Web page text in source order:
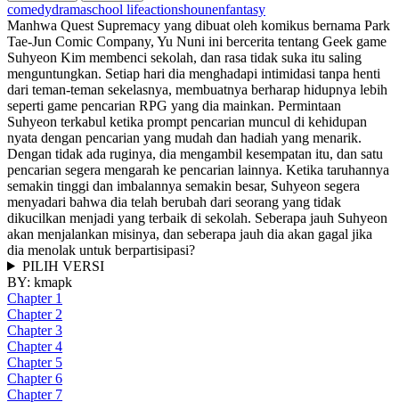
comedydramaschool lifeactionshounenfantasy
Manhwa Quest Supremacy yang dibuat oleh komikus bernama Park
Tae-Jun Comic Company, Yu Nuni ini bercerita tentang Geek game
Suhyeon Kim membenci sekolah, dan rasa tidak suka itu saling
menguntungkan. Setiap hari dia menghadapi intimidasi tanpa henti
dari teman-teman sekelasnya, membuatnya berharap hidupnya lebih
seperti game pencarian RPG yang dia mainkan. Permintaan
Suhyeon terkabul ketika prompt pencarian muncul di kehidupan
nyata dengan pencarian yang mudah dan hadiah yang menarik.
Dengan tidak ada ruginya, dia mengambil kesempatan itu, dan satu
pencarian segera mengarah ke pencarian lainnya. Ketika taruhannya
semakin tinggi dan imbalannya semakin besar, Suhyeon segera
menyadari bahwa dia telah berubah dari seorang yang tidak
dikucilkan menjadi yang terbaik di sekolah. Seberapa jauh Suhyeon
akan menjalankan misinya, dan seberapa jauh dia akan gagal jika
dia menolak untuk berpartisipasi?
PILIH VERSI
BY: kmapk
Chapter 1
Chapter 2
Chapter 3
Chapter 4
Chapter 5
Chapter 6
Chapter 7